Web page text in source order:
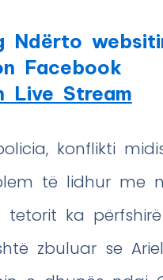
Ndërto
Facebook
Live Stream
konflikti
të lidhur me
tetorit ka
zbuluar se